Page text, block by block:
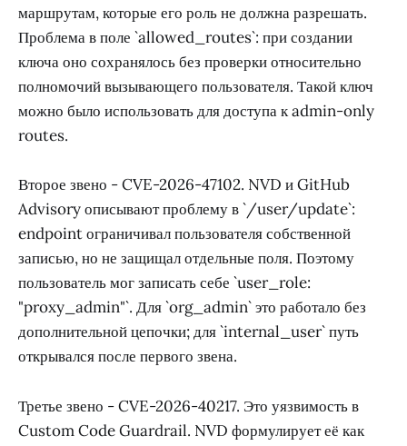
маршрутам, которые его роль не должна разрешать.
Проблема в поле `allowed_routes`: при создании
ключа оно сохранялось без проверки относительно
полномочий вызывающего пользователя. Такой ключ
можно было использовать для доступа к admin-only
routes.
Второе звено - CVE-2026-47102. NVD и GitHub
Advisory описывают проблему в `/user/update`:
endpoint ограничивал пользователя собственной
записью, но не защищал отдельные поля. Поэтому
пользователь мог записать себе `user_role:
"proxy_admin"`. Для `org_admin` это работало без
дополнительной цепочки; для `internal_user` путь
открывался после первого звена.
Третье звено - CVE-2026-40217. Это уязвимость в
Custom Code Guardrail. NVD формулирует её как